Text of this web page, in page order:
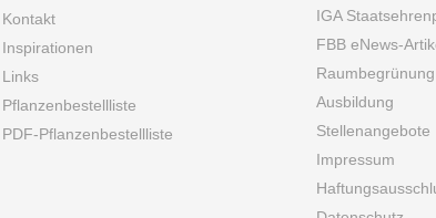
Kontakt
Inspirationen
Links
Pflanzenbestellliste
PDF-Pflanzenbestellliste
IGA
FBB eNews-
Ausbildung
Stellenangebote
Impressum